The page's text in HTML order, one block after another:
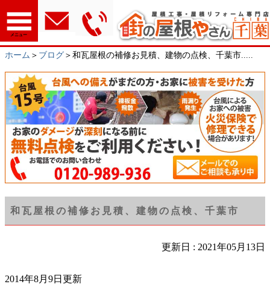
メニュー
ホーム ＞ ブログ ＞和瓦屋根の補修お見積、建物の点検、千葉市.....
和瓦屋根の補修お見積、建物の点検、千葉市
更新日 : 2021年05月13日
2014年8月9日更新